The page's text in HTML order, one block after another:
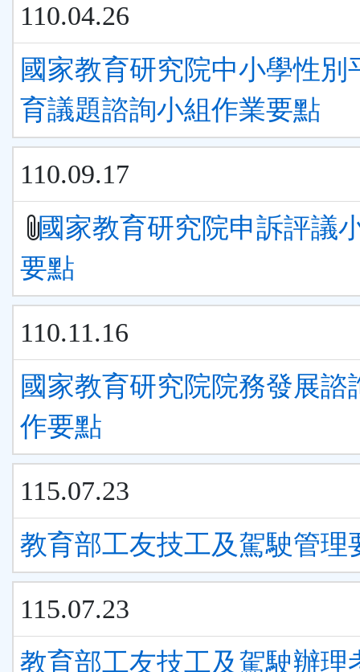
110.04.26
國家教育研究院中小學性別
育議題諮詢小組作業要點
110.09.17
國家教育研究院申訴評議
要點
110.11.16
國家教育研究院院務發展諮
作要點
115.07.23
教育部工友技工及駕駛管理
115.07.23
教育部工友技工及駕駛辦理